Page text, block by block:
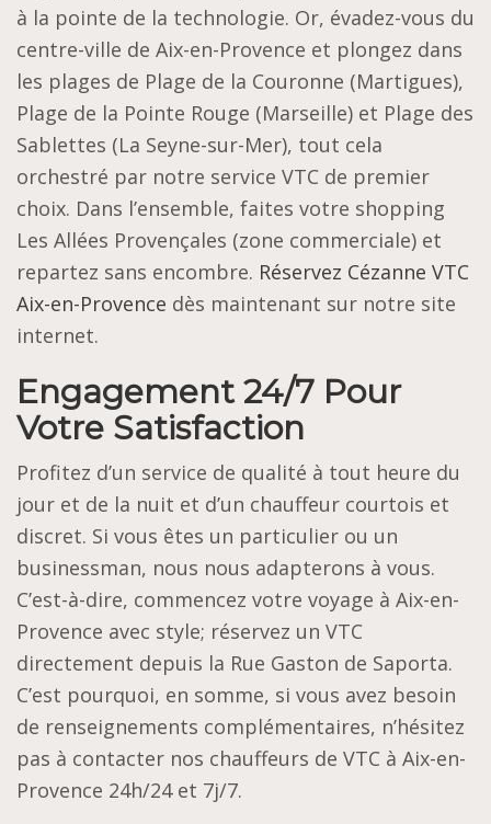
à la pointe de la technologie. Or, évadez-vous du
centre-ville de Aix-en-Provence et plongez dans
les plages de Plage de la Couronne (Martigues),
Plage de la Pointe Rouge (Marseille) et Plage des
Sablettes (La Seyne-sur-Mer), tout cela
orchestré par notre service VTC de premier
choix. Dans l’ensemble, faites votre shopping
Les Allées Provençales (zone commerciale) et
repartez sans encombre. Réservez Cézanne VTC
Aix-en-Provence dès maintenant sur notre site
internet.
Engagement 24/7 Pour
Votre Satisfaction
Profitez d’un service de qualité à tout heure du
jour et de la nuit et d’un chauffeur courtois et
discret. Si vous êtes un particulier ou un
businessman, nous nous adapterons à vous.
C’est-à-dire, commencez votre voyage à Aix-en-
Provence avec style; réservez un VTC
directement depuis la Rue Gaston de Saporta.
C’est pourquoi, en somme, si vous avez besoin
de renseignements complémentaires, n’hésitez
pas à contacter nos chauffeurs de VTC à Aix-en-
Provence 24h/24 et 7j/7.